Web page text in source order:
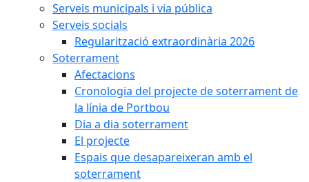
Serveis municipals i via pública
Serveis socials
Regularització extraordinària 2026
Soterrament
Afectacions
Cronologia del projecte de soterrament de
la línia de Portbou
Dia a dia soterrament
El projecte
Espais que desapareixeran amb el
soterrament